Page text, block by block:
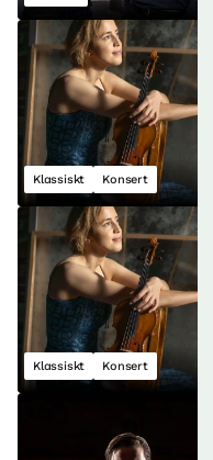
Klassiskt Konsert
Klassiskt Konsert